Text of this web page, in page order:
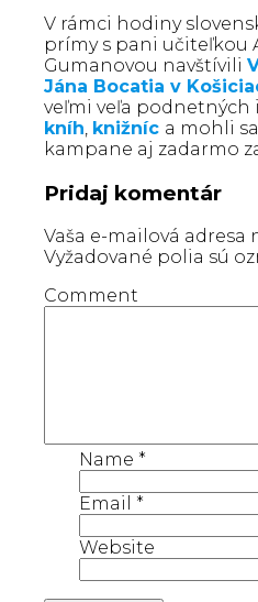
V rámci hodiny
prímy s pani učiteľkou
Gumanovou navštívili
Jána Bocatia v
veľmi veľa
kníh, knižníc a mohli
kampane aj zadarmo
Pridaj komentár
Vaša e-mailová adresa
Vyžadované polia sú
Comment
Name *
Email *
Website